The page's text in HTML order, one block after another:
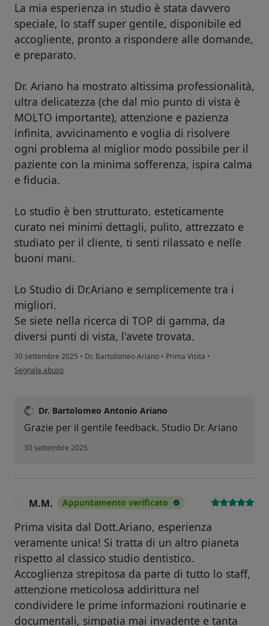
La mia esperienza in studio è stata davvero
speciale, lo staff super gentile, disponibile ed
accogliente, pronto a rispondere alle domande,
e preparato.
Dr. Ariano ha mostrato altissima professionalità,
ultra delicatezza (che dal mio punto di vista è
MOLTO importante), attenzione e pazienza
infinita, avvicinamento e voglia di risolvere
ogni problema al miglior modo possibile per il
paziente con la minima sofferenza, ispira calma
e fiducia.
Lo studio è ben strutturato, esteticamente
curato nei minimi dettagli, pulito, attrezzato e
studiato per il cliente, ti senti rilassato e nelle
buoni mani.
Lo Studio di Dr.Ariano e semplicemente tra i
migliori.
Se siete nella ricerca di TOP di gamma, da
diversi punti di vista, l'avete trovata.
30 settembre 2025 • Dr. Bartolomeo Ariano • Prima Visita •
secondo l'opinione dell'utente V.P.Z
Segnala abuso
Dr. Bartolomeo Antonio Ariano
Grazie per il gentile feedback. Studio Dr. Ariano
30 settembre 2025
M.M. Appuntamento verificato
Prima visita dal Dott.Ariano, esperienza
veramente unica! Si tratta di un altro pianeta
rispetto al classico studio dentistico.
Accoglienza strepitosa da parte di tutto lo staff,
attenzione meticolosa addirittura nel
condividere le prime informazioni routinarie e
documentali, simpatia mai invadente e tanta